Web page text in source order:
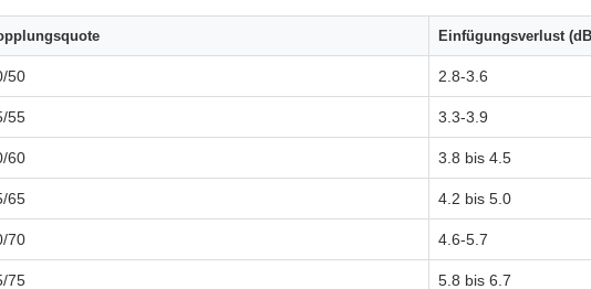
Einfügungsverlust
50 2.8-3.6
55 3.3-3.9
60 3.8 bis 4.5
65 4.2 bis 5.0
70 4.6-5.7
75 5.8 bis 6.7